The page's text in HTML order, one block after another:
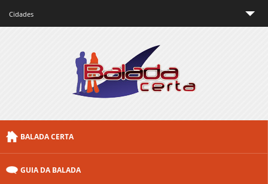
Cidades
Curitiba
Porto Alegre
BALADA CERTA
GUIA DA BALADA